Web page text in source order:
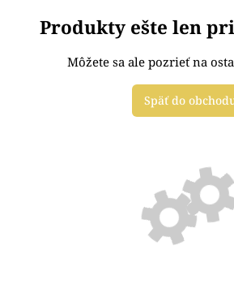
Produkty ešte len
Môžete sa ale pozrieť na
Späť do